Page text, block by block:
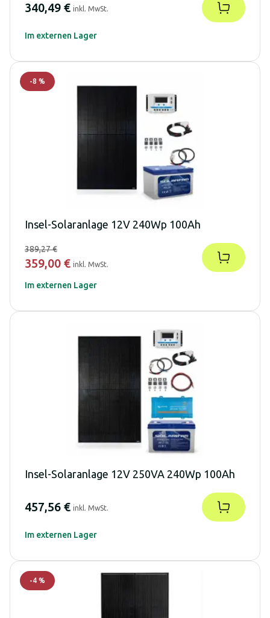
340,49 € inkl. MwSt.
Im externen Lager
-8 %
Insel-Solaranlage 12V 240Wp 100Ah
389,27 €
359,00 € inkl. MwSt.
Im externen Lager
Insel-Solaranlage 12V 250VA 240Wp 100Ah
457,56 € inkl. MwSt.
Im externen Lager
-4 %